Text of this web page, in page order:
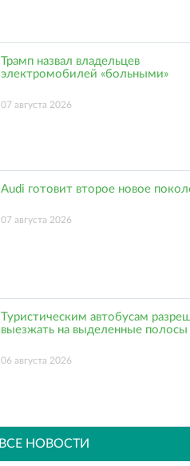
Трамп назвал владельцев
электромобилей «больными»
07 августа 2026
Audi готовит второе новое
07 августа 2026
Туристическим автобусам
выезжать на выделенные полосы
06 августа 2026
ВСЕ НОВОСТИ